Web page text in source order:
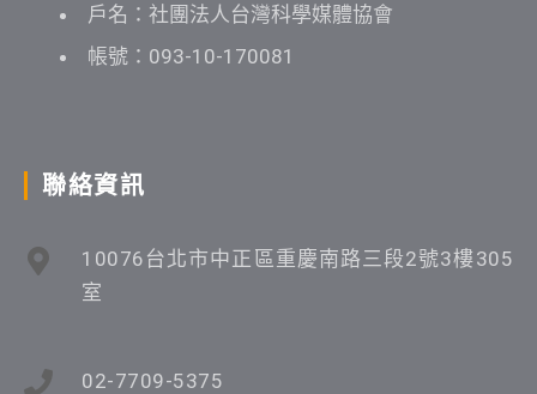
戶名：社團法人台灣科學媒體協會
帳號：093-10-170081
聯絡資訊
10076台北市中正區重慶南路三段2號3樓305
室
02-7709-5375